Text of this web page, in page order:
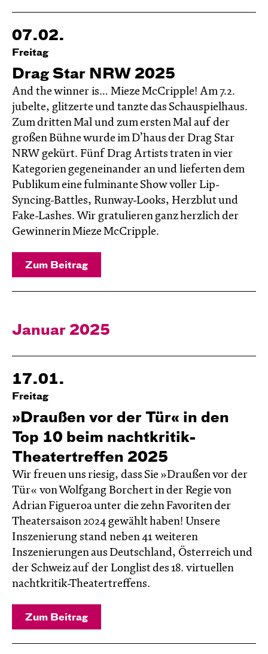
07.02.
Freitag
Drag Star NRW 2025
And the winner is… Mieze McCripple! Am 7.2.
jubelte, glitzerte und tanzte das Schauspielhaus.
Zum dritten Mal und zum ersten Mal auf der
großen Bühne wurde im D’haus der Drag Star
NRW gekürt. Fünf Drag Artists traten in vier
Kategorien gegeneinander an und lieferten dem
Publikum eine fulminante Show voller Lip-
Syncing-Battles, Runway-Looks, Herzblut und
Fake-Lashes. Wir gratulieren ganz herzlich der
Gewinnerin Mieze McCripple.
Zum Beitrag
Januar 2025
17.01.
Freitag
»Draußen vor der Tür« in den
Top 10 beim nachtkritik-
Theatertreffen 2025
Wir freuen uns riesig, dass Sie »Draußen vor der
Tür« von Wolfgang Borchert in der Regie von
Adrian Figueroa unter die zehn Favoriten der
Theatersaison 2024 gewählt haben! Unsere
Inszenierung stand neben 41 weiteren
Inszenierungen aus Deutschland, Österreich und
der Schweiz auf der Longlist des 18. virtuellen
nachtkritik-Theatertreffens.
Zum Beitrag